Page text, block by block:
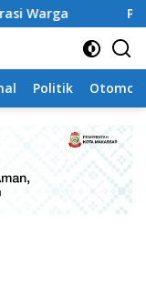
Pilah Sampah
Politik